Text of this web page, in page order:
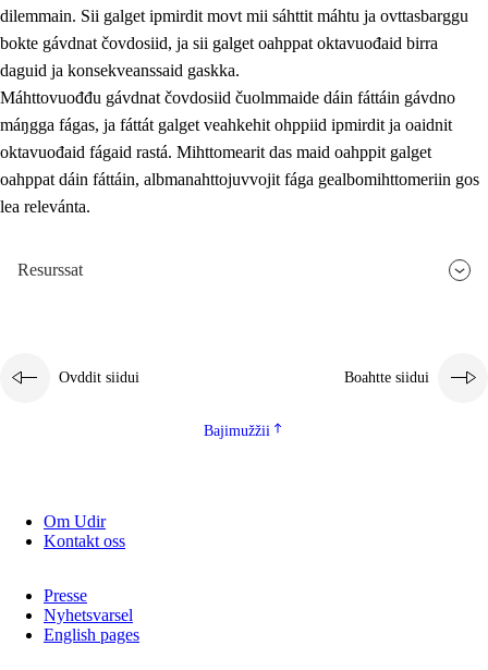
2.4 Oahppat oahppat
Fágaidrasttideaddji fáttát
2.5 Fágaidrasttideaddji fáttát
2.5.2 Demokratiija ja mielborgárvuohta
2.5.3
dilemmain. Sii galget ipmirdit movt mii sáhttit máhtu ja ovttasbarggu
bokte gávdnat čovdosiid, ja sii galget oahppat oktavuođaid birra
daguid ja konsekveanssaid gaskka.
Máhttovuođđu gávdnat čovdosiid čuolmmaide dáin fáttáin gávdno
máŋgga fágas, ja fáttát galget veahkehit ohppiid ipmirdit ja oaidnit
oktavuođaid fágaid rastá. Mihttomearit das maid oahppit galget
oahppat dáin fáttáin, albmanahttojuvvojit fága gealbomihttomeriin gos
lea relevánta.
Resurssat
Ovddit siidui Boahtte siidui
Bajimužžii
Om Udir
Kontakt oss
Presse
Nyhetsvarsel
English pages